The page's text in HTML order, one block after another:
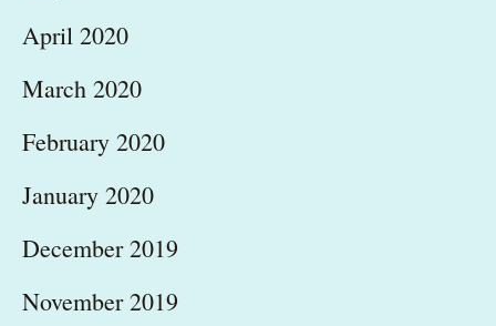
April 2020
March 2020
February 2020
January 2020
December 2019
November 2019